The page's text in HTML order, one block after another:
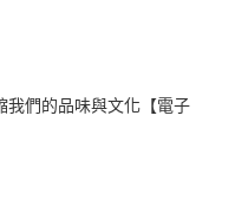
我們的品味與文化【電子